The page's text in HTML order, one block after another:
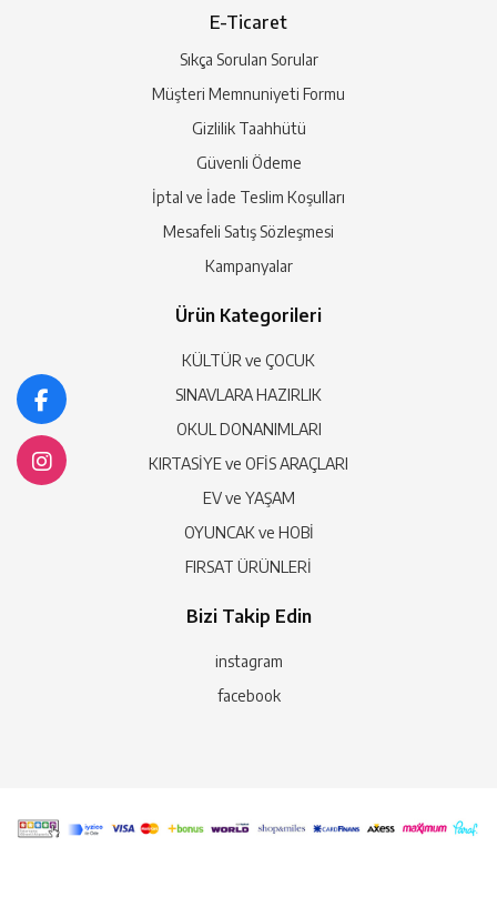
E-Ticaret
Sıkça Sorulan Sorular
Müşteri Memnuniyeti Formu
Gizlilik Taahhütü
Güvenli Ödeme
İptal ve İade Teslim Koşulları
Mesafeli Satış Sözleşmesi
Kampanyalar
Ürün Kategorileri
KÜLTÜR ve ÇOCUK
SINAVLARA HAZIRLIK
OKUL DONANIMLARI
KIRTASİYE ve OFİS ARAÇLARI
EV ve YAŞAM
OYUNCAK ve HOBİ
FIRSAT ÜRÜNLERİ
Bizi Takip Edin
instagram
facebook